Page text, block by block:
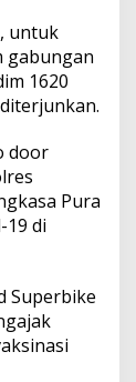
untuk
gabungan
1620
door
Pura
19 di
Superbike